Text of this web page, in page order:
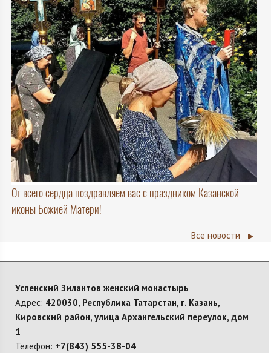
От всего сердца поздравляем вас с праздником Казанской
иконы Божией Матери!
Все новости
Успенский Зилантов женский монастырь
Адрес: 420030, Республика Татарстан, г. Казань,
Кировский район, улица Архангельский переулок, дом
1
Телефон: +7(843) 555-38-04